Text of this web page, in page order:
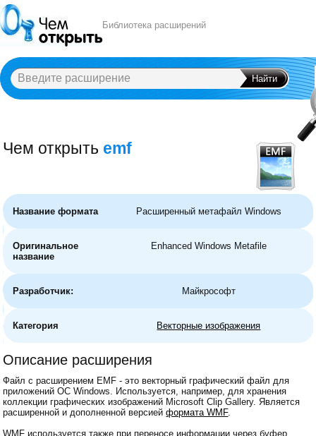
Библиотека расширений
A B C E G H I U V W X
Чем открыть emf
Название формата Расширенный метафайл Windows
Оригинальное
название
Enhanced Windows Metafile
Разработчик: Майкрософт
Категория Векторные изображения
Описание расширения
Файл с расширением EMF - это векторный графический файл для
приложений ОС Windows. Используется, например, для хранения
коллекции графических изображений Microsoft Clip Gallery. Является
расширенной и дополненной версиейформата WMF.
WMF используется также при переносе информации через буфер